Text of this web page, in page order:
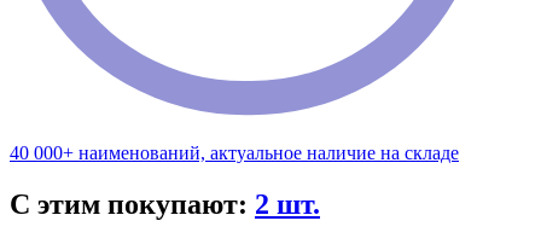
40 000+ наименований, актуальное наличие на складе
С этим покупают: 2 шт.